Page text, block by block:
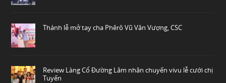
Thánh lễ mở tay cha Phêrô Vũ Văn Vượng, CSC
Review Làng Cổ Đường Lâm nhân chuyến vivu lễ cưới chị
Tuyến